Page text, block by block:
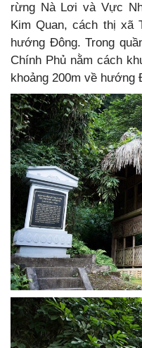
rừng Nà Lơi và Vực
Kim Quan, cách thị xã
hướng Đông. Trong
Chính Phủ nằm cách
khoảng 200m về hướng